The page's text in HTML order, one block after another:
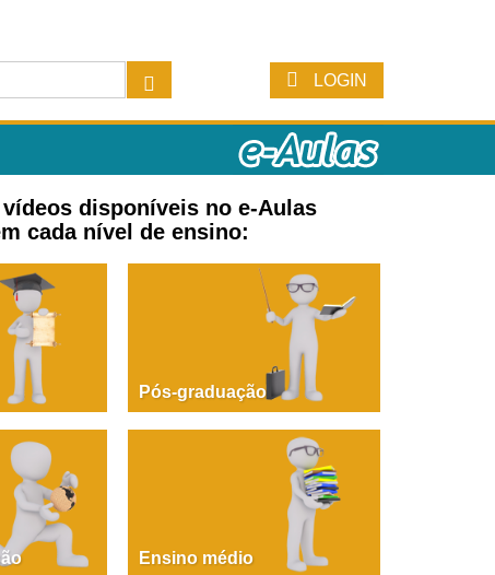
LOGIN
PAOLA GIUSTINA BACCIN
fare, partire! Aula 1 – parte 1
vídeos disponíveis no e-Aulas
cada nível de ensino:
Pós-graduação
Ensino médio